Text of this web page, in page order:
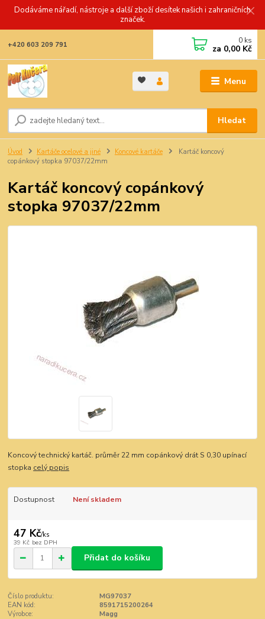
Dodáváme nářadí, nástroje a další zboží desítek našich i zahraničních
značek.
Menu
Hledat
+420 603 209 791 0 ks
za 0,00 Kč
Úvod Kartáče ocelové a jiné Koncové kartáče
Kartáč koncový
copánkový stopka 97037/22mm
Kartáč koncový copánkový
stopka 97037/22mm
Koncový technický kartáč. průměr 22 mm copánkový drát S 0,30 upínací
stopka celý popis
Dostupnost Není skladem
47 Kč/ks
39 Kč bez DPH
Přidat do košíku
Číslo produktu:
MG97037
EAN kód:
8591715200264
Výrobce:
Magg